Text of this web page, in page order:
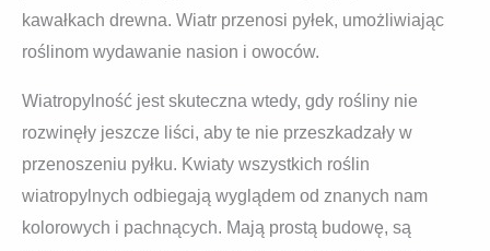
kawałkach drewna. Wiatr przenosi pyłek, umożliwiając
roślinom wydawanie nasion i owoców.
Wiatropylność jest skuteczna wtedy, gdy rośliny nie
rozwinęły jeszcze liści, aby te nie przeszkadzały w
przenoszeniu pyłku. Kwiaty wszystkich roślin
wiatropylnych odbiegają wyglądem od znanych nam
kolorowych i pachnących. Mają prostą budowę, są